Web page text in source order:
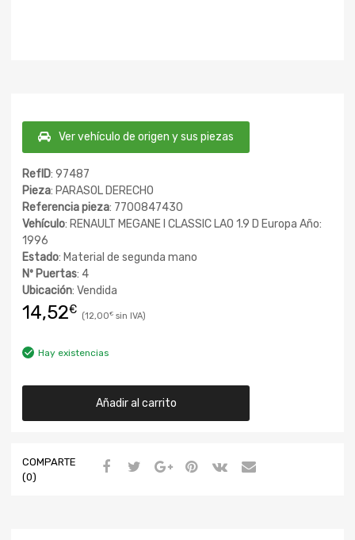
Ver vehículo de origen y sus piezas
RefID: 97487
Pieza: PARASOL DERECHO
Referencia pieza: 7700847430
Vehículo: RENAULT MEGANE I CLASSIC LA0 1.9 D Europa Año:
1996
Estado: Material de segunda mano
Nº Puertas: 4
Ubicación: Vendida
14,52€ 12,00€
Hay existencias
Añadir al carrito
COMPARTE
(0)